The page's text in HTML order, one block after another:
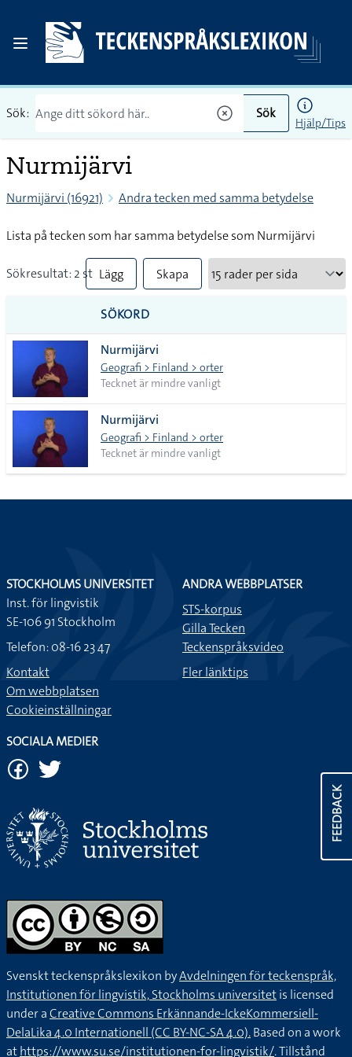
Sök: Sök
Hjälp/Tips
Nurmijärvi
Nurmijärvi (16921) Andra tecken med samma betydelse
Lista på tecken som har samma betydelse som Nurmijärvi
Sökresultat: 2 st Lägg
till
alla i
lista
Skapa
SÖKORD
Nurmijärvi
Geografi > Finland > orter
Tecknet är mindre vanligt
Nurmijärvi
Geografi > Finland > orter
Tecknet är mindre vanligt
FEEDBACK
STOCKHOLMS UNIVERSITET
Inst. för lingvistik
SE-106 91 Stockholm
Telefon: 08-16 23 47
Kontakt
Om webbplatsen
Cookieinställningar
ANDRA WEBBPLATSER
STS-korpus
Gilla Tecken
Teckenspråksvideo
Fler länktips
SOCIALA MEDIER
Svenskt teckenspråkslexikon byAvdelningen för teckenspråk,
Institutionen för lingvistik, Stockholms universitetis licensed
under aCreative Commons Erkännande-IckeKommersiell-
DelaLika 4.0 Internationell (CC BY-NC-SA 4.0).Based on a work
athttps://www.su.se/institutionen-for-lingvistik/. Tillstånd